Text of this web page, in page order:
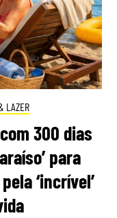
LAZER
300 dias
para
‘incrível’